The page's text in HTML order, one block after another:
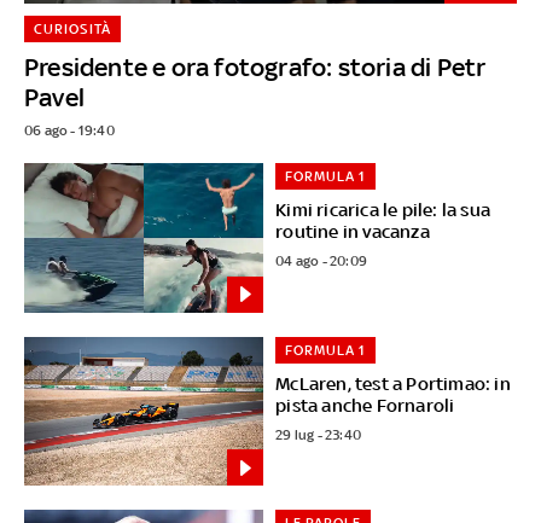
Presidente e ora fotografo: storia di Petr
Pavel
CURIOSITÀ
06 ago - 19:40
Kimi ricarica le pile: la sua
routine in vacanza
FORMULA 1
04 ago - 20:09
McLaren, test a Portimao: in
pista anche Fornaroli
FORMULA 1
29 lug - 23:40